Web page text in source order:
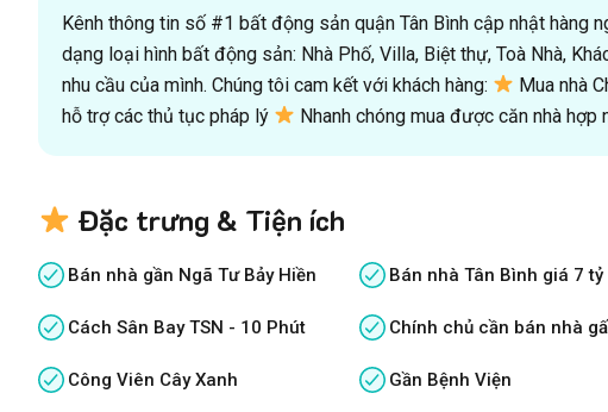
Kênh thông tin số #1 bất động sản quận Tân Bình cập nhật hàng
dạng loại hình bất động sản: Nhà Phố, Villa, Biệt thự, Toà Nhà,
nhu cầu của mình. Chúng tôi cam kết với khách hàng:
Mua nhà
hỗ trợ các thủ tục pháp lý
Nhanh chóng mua được căn nhà hợp
Đặc trưng & Tiện ích
Bán nhà gần Ngã Tư Bảy Hiền Bán nhà Tân Bình giá 7 tỷ
Cách Sân Bay TSN - 10 Phút Chính chủ cần bán nhà
Công Viên Cây Xanh Gần Bệnh Viện